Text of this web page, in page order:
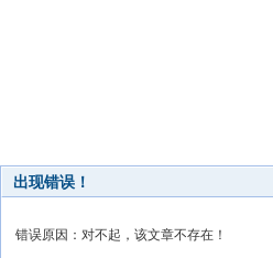
出现错误！
错误原因：对不起，该文章不存在！